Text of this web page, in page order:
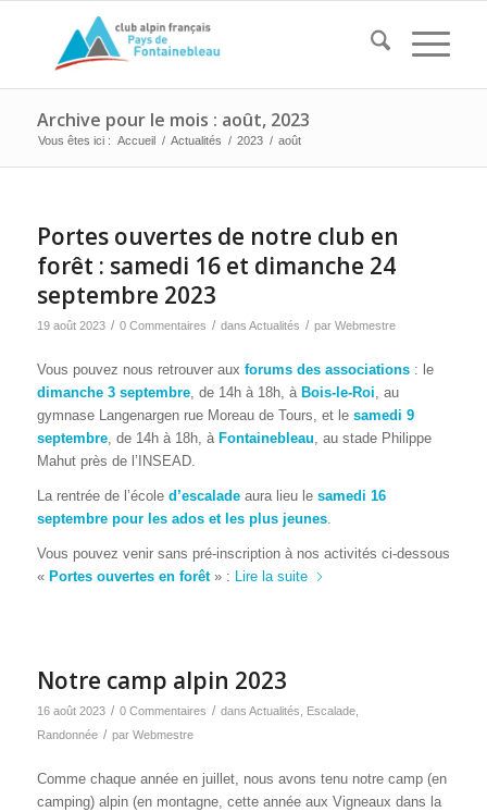
Archive pour le mois : août, 2023
Vous êtes ici : Accueil / Actualités / 2023 / août
Portes ouvertes de notre club en
forêt : samedi 16 et dimanche 24
septembre 2023
19 août 2023 / 0 Commentaires / dans Actualités / par Webmestre
Vous pouvez nous retrouver aux forums des associations: le
dimanche 3 septembre, de 14h à 18h, à Bois-le-Roi, au
gymnase Langenargen rue Moreau de Tours, et le samedi 9
septembre, de 14h à 18h, à Fontainebleau, au stade Philippe
Mahut près de l’INSEAD.
La rentrée de l’école d’escalade aura lieu le samedi 16
septembre pour les ados et les plus jeunes.
Vous pouvez venir sans pré-inscription à nos activités ci-dessous
« Portes ouvertes en forêt» : Lire la suite
Notre camp alpin 2023
16 août 2023 / 0 Commentaires / dans Actualités Escalade,
Randonnée / par Webmestre
Comme chaque année en juillet, nous avons tenu notre camp (en
camping) alpin (en montagne, cette année aux Vigneaux dans la